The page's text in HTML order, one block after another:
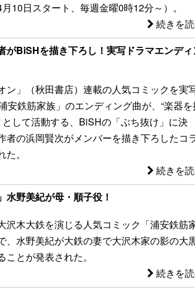
10日スタート、毎週金曜0時12分～）。
続きを
がBiSHを描き下ろし！実写ドラマエンデ
ン」（秋田書店）連載の人気コミックを実
安鉄筋家族」のエンディング曲が、“楽器
として活動する、BiSHの「ぶち抜け」に決
者の浜岡賢次がメンバーを描き下ろしたコ
。
続きを
水野美紀が母・順子役！
沢木大鉄を演じる人気コミック「浦安鉄筋
、水野美紀が大鉄の妻で大沢木家の影の大
とが発表された。
続きを